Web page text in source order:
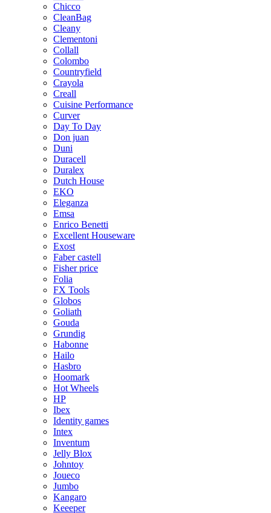
Chicco
CleanBag
Cleany
Clementoni
Collall
Colombo
Countryfield
Crayola
Creall
Cuisine Performance
Curver
Day To Day
Don juan
Duni
Duracell
Duralex
Dutch House
EKO
Eleganza
Emsa
Enrico Benetti
Excellent Houseware
Exost
Faber castell
Fisher price
Folia
FX Tools
Globos
Goliath
Gouda
Grundig
Habonne
Hailo
Hasbro
Hoomark
Hot Wheels
HP
Ibex
Identity games
Intex
Inventum
Jelly Blox
Johntoy
Joueco
Jumbo
Kangaro
Keeeper